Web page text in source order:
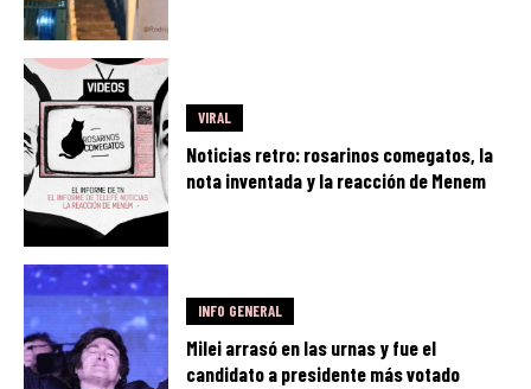
VIRAL
Noticias retro: rosarinos comegatos, la
nota inventada y la reacción de Menem
INFO GENERAL
Milei arrasó en las urnas y fue el
candidato a presidente más votado